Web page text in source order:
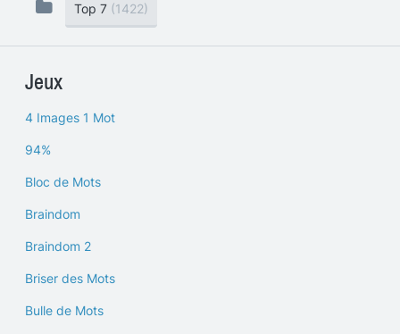
Top 7 (1422)
Jeux
4 Images 1 Mot
94%
Bloc de Mots
Braindom
Braindom 2
Briser des Mots
Bulle de Mots